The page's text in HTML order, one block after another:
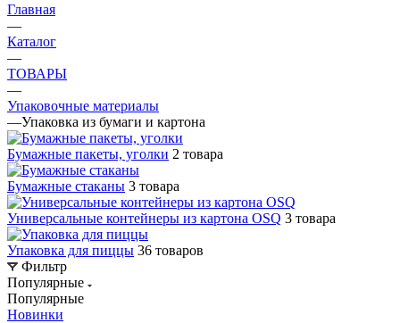
Главная
—
Каталог
—
ТОВАРЫ
—
Упаковочные материалы
—Упаковка из бумаги и картона
Бумажные пакеты, уголки 2 товара
Бумажные стаканы 3 товара
Универсальные контейнеры из картона OSQ 3 товара
Упаковка для пиццы 36 товаров
Фильтр
Популярные
Популярные
Новинки